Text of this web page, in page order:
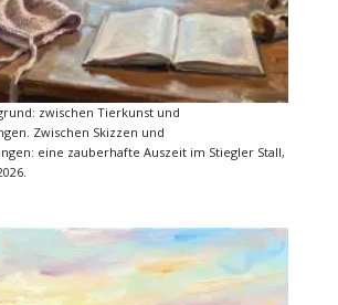
zwischen Tierkunst und
Zwischen Skizzen und
eine zauberhafte Auszeit im Stiegler Stall,